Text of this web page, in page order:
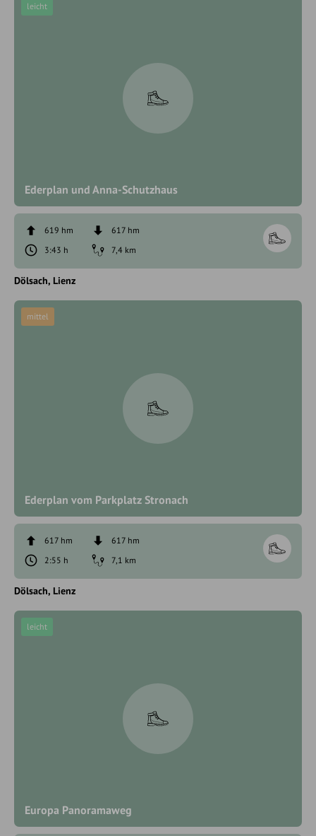
Ederplan und Anna-Schutzhaus
leicht
619 hm
617 hm
3:43 h
7,4 km
Dölsach Lienz
Ederplan vom Parkplatz Stronach
mittel
617 hm
617 hm
2:55 h
7,1 km
Dölsach Lienz
Europa Panoramaweg
leicht